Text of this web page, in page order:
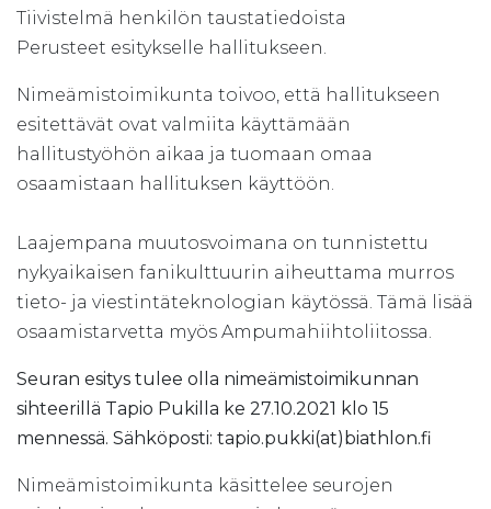
Tiivistelmä henkilön taustatiedoista
Perusteet esitykselle hallitukseen.
Nimeämistoimikunta toivoo, että hallitukseen
esitettävät ovat valmiita käyttämään
hallitustyöhön aikaa ja tuomaan omaa
osaamistaan hallituksen käyttöön.
Laajempana muutosvoimana on tunnistettu
nykyaikaisen fanikulttuurin aiheuttama murros
tieto- ja viestintäteknologian käytössä. Tämä lisää
osaamistarvetta myös Ampumahiihtoliitossa.
Seuran esitys tulee olla nimeämistoimikunnan
sihteerillä Tapio Pukilla ke 27.10.2021 klo 15
mennessä. Sähköposti: tapio.pukki(at)biathlon.fi
Nimeämistoimikunta käsittelee seurojen